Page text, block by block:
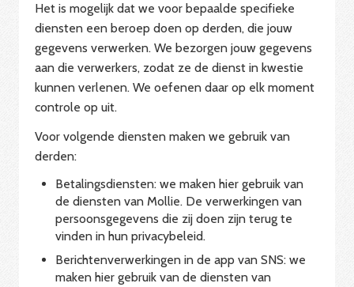
Het is mogelijk dat we voor bepaalde specifieke
diensten een beroep doen op derden, die jouw
gegevens verwerken. We bezorgen jouw gegevens
aan die verwerkers, zodat ze de dienst in kwestie
kunnen verlenen. We oefenen daar op elk moment
controle op uit.
Voor volgende diensten maken we gebruik van
derden:
Betalingsdiensten: we maken hier gebruik van
de diensten van Mollie. De verwerkingen van
persoonsgegevens die zij doen zijn terug te
vinden in hun privacybeleid.
Berichtenverwerkingen in de app van SNS: we
maken hier gebruik van de diensten van